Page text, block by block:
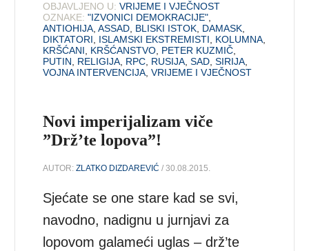
OBJAVLJENO U: VRIJEME I VJEČNOST
OZNAKE: "IZVONICI DEMOKRACIJE",
ANTIOHIJA,ASSAD, BLISKI ISTOK, DAMASK,
DIKTATORI, ISLAMSKI EKSTREMISTI, KOLUMNA,
KRŠĆANI, KRŠĆANSTVO, PETER KUZMIČ,
PUTIN, RELIGIJA, RPC, RUSIJA,SAD,SIRIJA,
VOJNA INTERVENCIJA,VRIJEME I VJEČNOST
Novi imperijalizam viče
”Drž’te lopova”!
AUTOR:ZLATKO DIZDAREVIĆ / 30.08.2015.
Sjećate se one stare kad se svi,
navodno, nadignu u jurnjavi za
lopovom galameći uglas – drž’te